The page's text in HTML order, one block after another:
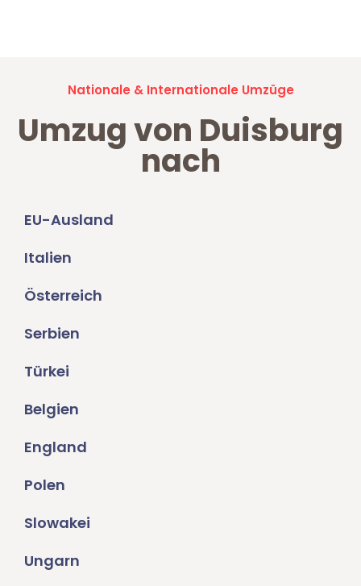
Nationale & Internationale Umzüge
Umzug von Duisburg
nach
EU-Ausland
Italien
Österreich
Serbien
Türkei
Belgien
England
Polen
Slowakei
Ungarn